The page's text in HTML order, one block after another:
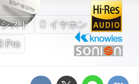
スト
イヤホン
Pro